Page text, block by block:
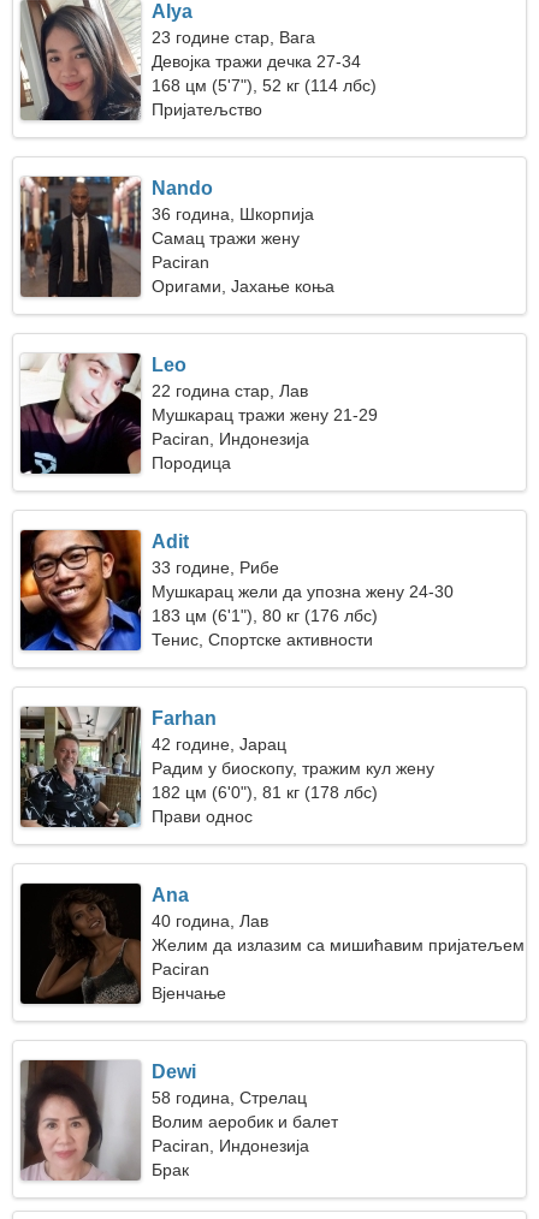
Alya
23 године стар, Вага
Девојка тражи дечка 27-34
168 цм (5'7"), 52 кг (114 лбс)
Пријатељство
Nando
36 година, Шкорпија
Самац тражи жену
Paciran
Оригами, Јахање коња
Leo
22 година стар, Лав
Мушкарац тражи жену 21-29
Paciran, Индонезија
Породица
Adit
33 године, Рибе
Мушкарац жели да упозна жену 24-30
183 цм (6'1"), 80 кг (176 лбс)
Тенис, Спортске активности
Farhan
42 године, Јарац
Радим у биоскопу, тражим кул жену
182 цм (6'0"), 81 кг (178 лбс)
Прави однос
Ana
40 година, Лав
Желим да излазим са мишићавим пријатељем
Paciran
Вјенчање
Dewi
58 година, Стрелац
Волим аеробик и балет
Paciran, Индонезија
Брак